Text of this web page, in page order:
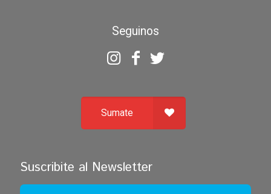
Seguinos
Sumate
Suscribite al Newsletter